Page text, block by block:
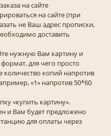
на сайте
на сайте (при
не Ваш адрес прописки,
доставить
нужную Вам картину и
для чего просто
количество копий напротив
«1» напротив 50*60
«купить картину».
и Вам будет предложено
для оплаты через